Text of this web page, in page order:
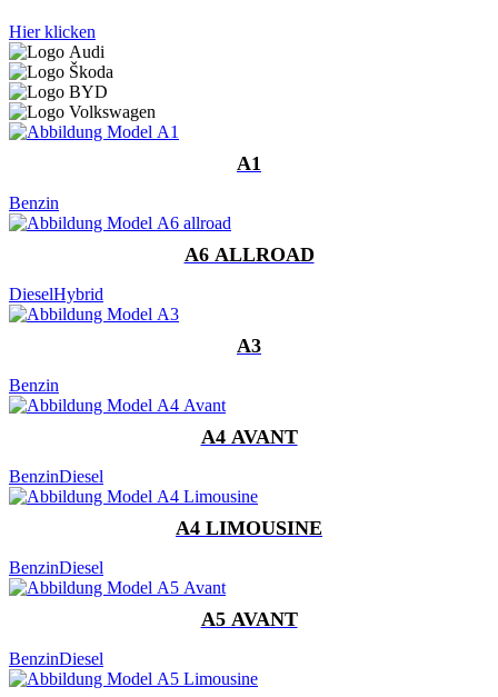
Hier klicken
A1
Benzin
A6 ALLROAD
DieselHybrid
A3
Benzin
A4 AVANT
BenzinDiesel
A4 LIMOUSINE
BenzinDiesel
A5 AVANT
BenzinDiesel